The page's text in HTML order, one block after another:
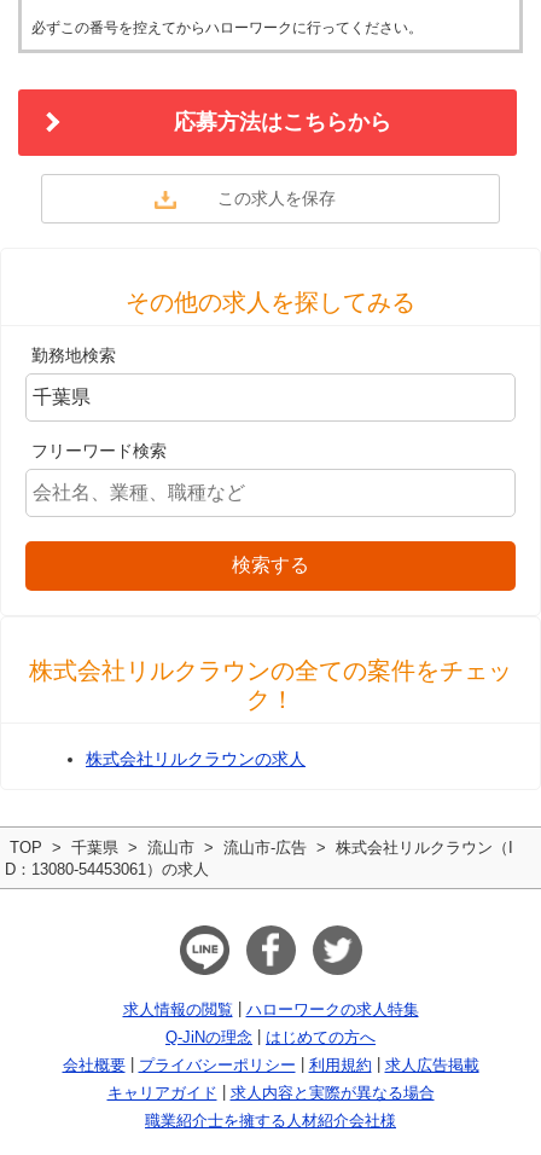
必ずこの番号を控えてからハローワークに行ってください。
応募方法はこちらから
その他の求人を探してみる
勤務地検索
フリーワード検索
検索する
株式会社リルクラウンの全ての案件をチェッ
ク！
株式会社リルクラウンの求人
TOP 千葉県 流山市 流山市-広告
株式会社リルクラウン（I
D：13080-54453061）の求人
求人情報の閲覧
ハローワークの求人特集
Q-JiNの理念
はじめての方へ
会社概要
プライバシーポリシー 利用規約
求人広告掲載
キャリアガイド
求人内容と実際が異なる場合
職業紹介士を擁する人材紹介会社様